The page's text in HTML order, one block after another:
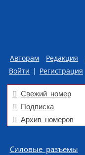
Авторам Редакция
Войти | Регистрация
Свежий номер
Подписка
Архив номеров
Skip to content
Силовые разъемы